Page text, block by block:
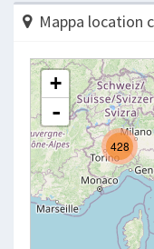
Mappa location